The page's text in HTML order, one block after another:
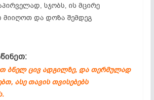
სჯობს, ის მცირე
და დოზა შემდეგ
ბნელ ცივ ადგილზე, და თერმულად
ასე თავის თვისებებს